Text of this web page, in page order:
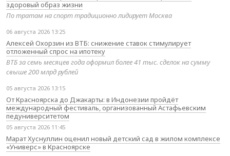
здоровый образ жизни
По тратам на спорт традиционно лидирует Москва
06 августа 2026 13:25
Алексей Охорзин из ВТБ: снижение ставок стимулирует
отложенный спрос на ипотеку
ВТБ за семь месяцев года оформил более 41 тыс. сделок на сумму
свыше 200 млрд рублей
05 августа 2026 13:15
От Красноярска до Джакарты: в Индонезии пройдёт
международный фестиваль, организованный Астафьевским
педуниверситетом
05 августа 2026 11:45
Марат Хуснуллин оценил новый детский сад в жилом комплексе
«Универс» в Красноярске